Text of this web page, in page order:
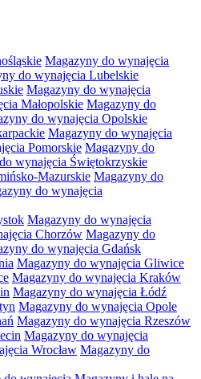
Magazyny do wynajęcia
do wynajęcia Lubelskie
Magazyny do wynajęcia
Małopolskie Magazyny do
do wynajęcia Opolskie
Magazyny do wynajęcia
Pomorskie Magazyny do
wynajęcia Świętokrzyskie
Mazurskie Magazyny do
do wynajęcia
Magazyny do wynajęcia
Chorzów Magazyny do
do wynajęcia Gdańsk
Magazyny do wynajęcia Gliwice
Magazyny do wynajęcia Kraków
Magazyny do wynajęcia Łódź
Magazyny do wynajęcia Opole
Magazyny do wynajęcia Rzeszów
Magazyny do wynajęcia
Wrocław Magazyny do